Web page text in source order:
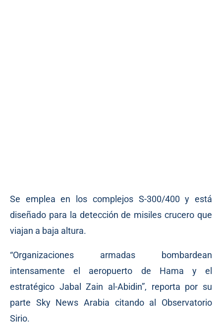
Se emplea en los complejos S-300/400 y está
diseñado para la detección de misiles crucero que
viajan a baja altura.
“Organizaciones armadas bombardean
intensamente el aeropuerto de Hama y el
estratégico Jabal Zain al-Abidin”, reporta por su
parte Sky News Arabia citando al Observatorio
Sirio.